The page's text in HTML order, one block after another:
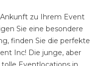
zu Ihrem Event
Sie eine besondere
finden Sie die perfekte
Inc! Die junge, aber